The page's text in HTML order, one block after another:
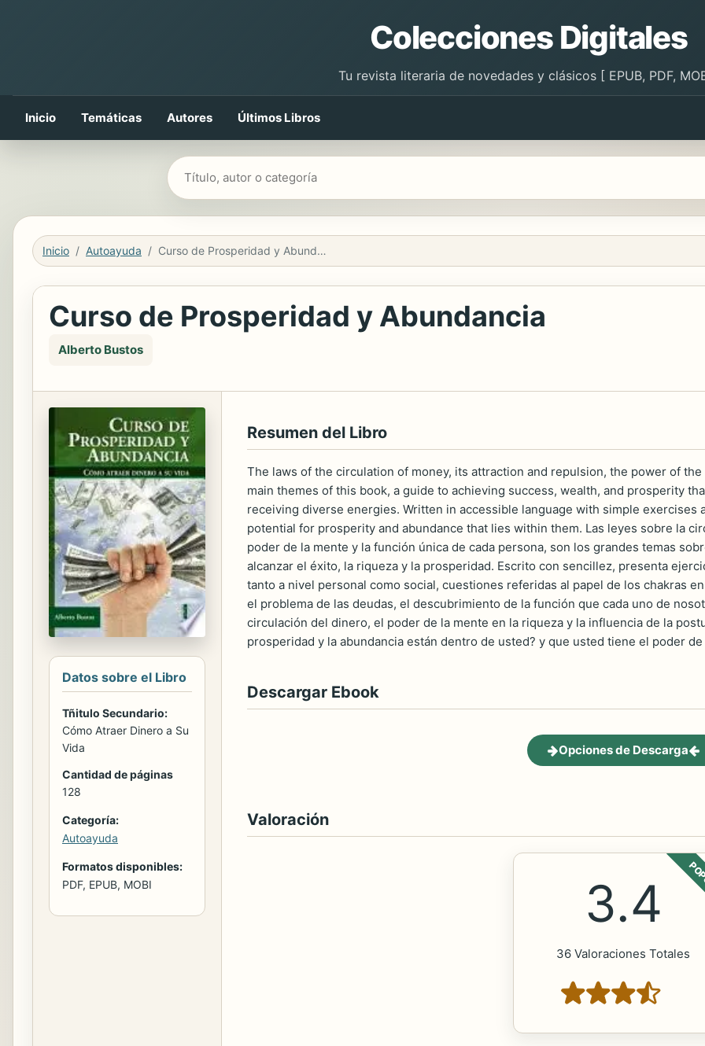
Colecciones Digitales
Tu revista literaria de novedades y clásicos [ EPUB, PDF,
Inicio Temáticas Autores Últimos Libros
Buscar libros
Inicio Autoayuda Curso de Prosperidad y Abundancia
Curso de Prosperidad y Abundancia
Alberto Bustos
Datos sobre el Libro
Tñitulo Secundario:
Cómo Atraer Dinero a Su
Vida
Cantidad de páginas
128
Categoría:
Autoayuda
Formatos disponibles:
PDF, EPUB, MOBI
Resumen del Libro
The laws of the circulation of money, its attraction and repulsion, the power of
main themes of this book, a guide to achieving success, wealth, and prosperity
receiving diverse energies. Written in accessible language with simple exercises
potential for prosperity and abundance that lies within them. Las leyes sobre la
poder de la mente y la función única de cada persona, son los grandes temas
alcanzar el éxito, la riqueza y la prosperidad. Escrito con sencillez, presenta
tanto a nivel personal como social, cuestiones referidas al papel de los chakras
el problema de las deudas, el descubrimiento de la función que cada uno de
circulación del dinero, el poder de la mente en la riqueza y la influencia de la
prosperidad y la abundancia están dentro de usted? y que usted tiene el poder
Descargar Ebook
Opciones de Descarga
Valoración
3.4
36 Valoraciones Totales